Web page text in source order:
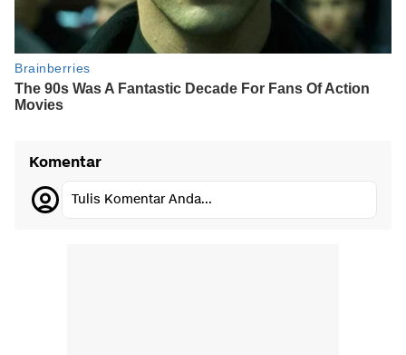
Komentar
Tulis Komentar Anda...